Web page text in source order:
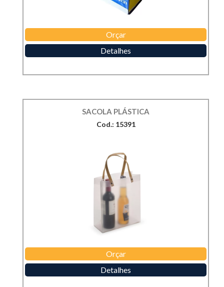
Orçar
Detalhes
SACOLA PLÁSTICA
Cod.: 15391
Orçar
Detalhes